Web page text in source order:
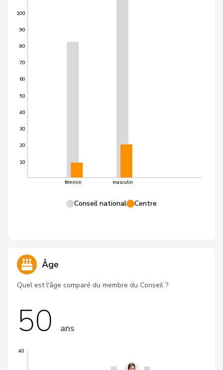
10
20
30
40
50
60
70
80
90
100
féminin masculin
Conseil national Centre
Âge
Quel est l'âge comparé du membre du Conseil ?
50 ans
40